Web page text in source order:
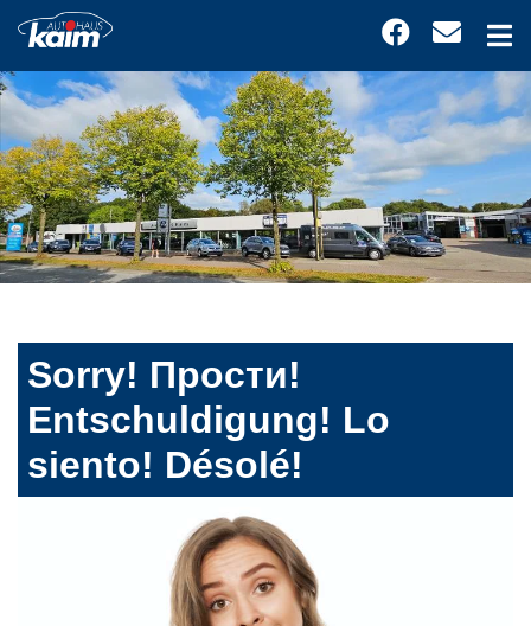
Sorry! Прости!
Entschuldigung! Lo
siento! Désolé!